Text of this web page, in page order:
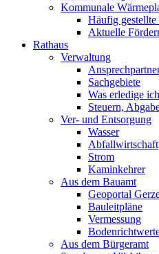
Kommunale
Häufig gestellte
Aktuelle
Rathaus
Verwaltung
Sachgebiete
Was erledige
Steuern,
Ver- und Entsorgung
Wasser
Abfallwirtschaft
Strom
Kaminkehrer
Aus dem Bauamt
Geoportal
Bauleitpläne
Vermessung
Aus dem Bürgeramt